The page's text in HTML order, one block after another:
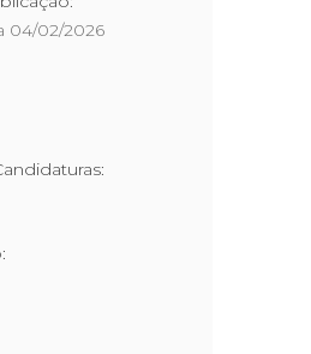
04/02/2026